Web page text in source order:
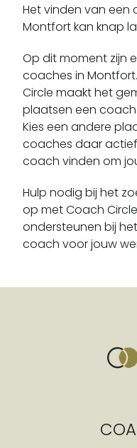
Bunde
Castenray
Doenrade
Echt
Echt-susteren
Eckelrade
Egchel
Eijsden
Einighausen
Elkenrade
Ell
Epen
Het vinden van een
Montfort kan knap
Op dit moment zijn
coaches in
Circle maakt het
plaatsen een
Kies een andere
coaches daar actief
coach vinden om
Hulp nodig bij het
op met Coach
ondersteunen bij
coach voor jouw